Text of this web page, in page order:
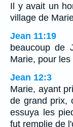
Il y avait un
village de
Jean 11:19
beaucoup de
Marie, pour
Jean 12:3
Marie, ayant
de grand prix,
essuya les
fut remplie de